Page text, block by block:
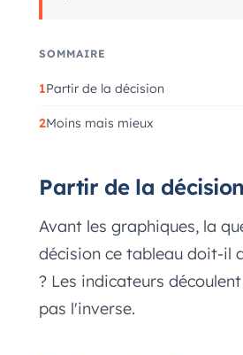
SOMMAIRE
Partir de la décision
Moins mais mieux
Partir de la décision
Avant les graphiques, la
décision ce tableau doit-il
? Les indicateurs
pas l'inverse.